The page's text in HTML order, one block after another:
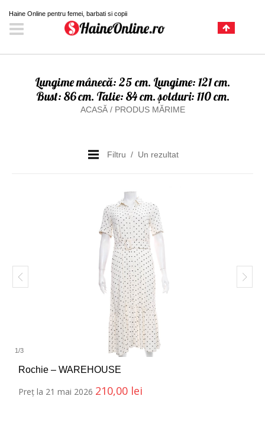
Haine Online pentru femei, barbati si copii
Lungime mânecă: 25 cm. Lungime: 121 cm.
Bust: 86 cm. Talie: 84 cm. șolduri: 110 cm.
ACASĂ/ PRODUS MĂRIME
Filtru Un rezultat
1/3
Rochie – WAREHOUSE
Preț la 21 mai 2026 210,00 lei